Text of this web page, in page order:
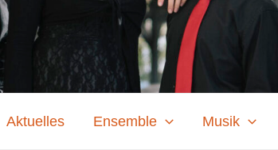
Aktuelles Ensemble Musik